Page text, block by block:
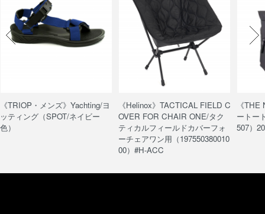
《TRIOP・メンズ》Yachting/ヨ
ッティング（SPOT/ネイビー
色）
《Helinox》TACTICAL FIELD C
OVER FOR CHAIR ONE/タク
ティカルフィールドカバーフォ
ーチェアワン用（197550380010
00）#H-ACC
《
ートー
507）